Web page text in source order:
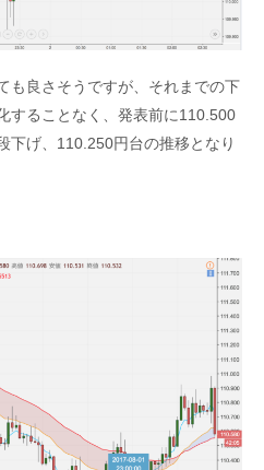
も良さそうですが、それまでの下
することなく、発表前に110.500
下げ、110.250円台の推移となり